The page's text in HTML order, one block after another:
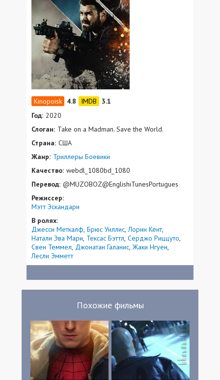
4.8
3.1
Год: 2020
Слоган: Take on a Madman. Save the World.
Страна: США
Жанр: Триллеры Боевики
Качество: webdl_1080bd_1080
Перевод: @MUZOBOZ@EnglishiTunesPortugues
Режиссер:
Мэтт Эскандари
В ролях:
Джесси Меткалф Брюс Уиллис Лорин Кент
Натали Эва Мари Тексас Бэттл Серджо Риццуто
Свен Теммел Джонатан Галанис Жаки Нгуен
Лесли Эмметт
Похожие фильмы